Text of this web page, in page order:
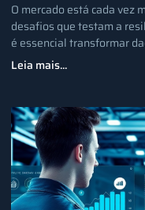
O mercado está cada vez
desafios que testam a
é essencial transformar
Leia mais...